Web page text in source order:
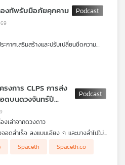
งทัพรับมือภัยคุกคาม
กาศเสริมสร้างและปรับเปลี่ยนขีดความ
พาะจาก 3 ชาติเพื่อนบ้าน / จับตาชิ้นส่วน
รงการ CLPS การส่ง
ดบนดวงจันทร์ปี
าร : Starstuff เรื่องเล่าจากดวงดาว
ดสำเร็จ ลงแบบเอียง ๆ และบางลำไปไม่
CLPS เมื่อ NASA วางแผนส่งภารกิจ
Spaceth Spaceth.co